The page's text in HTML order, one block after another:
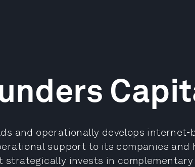
and operationally develops internet-
support to its companies and
strategically invests in